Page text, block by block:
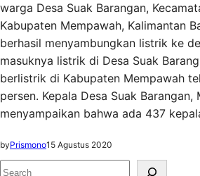
warga Desa Suak Barangan,
Kabupaten Mempawah, Kalimantan
berhasil menyambungkan listrik ke
masuknya listrik di Desa Suak
berlistrik di Kabupaten Mempawah
persen. Kepala Desa Suak Barangan,
menyampaikan bahwa ada 437
byPrismono15 Agustus 2020
S